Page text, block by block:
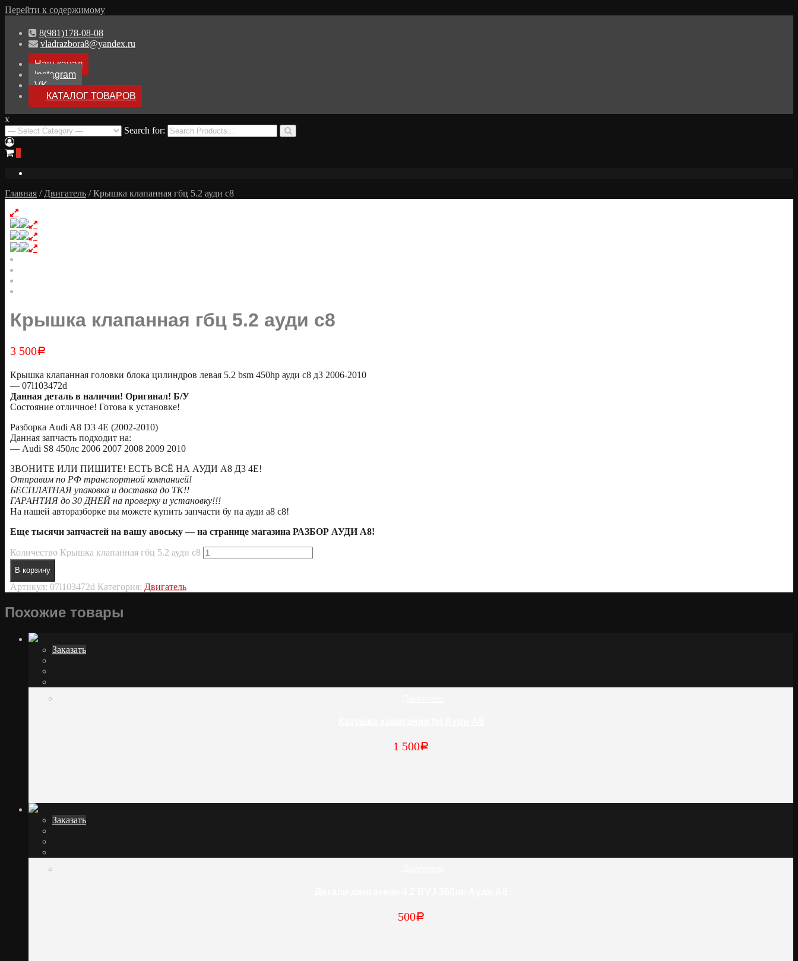
Перейти к содержимому
8(981)178-08-08
vladrazbora8@yandex.ru
Наш канал
Instagram
VK
КАТАЛОГ ТОВАРОВ
Разбор Ауди А8
Разборка Audi A8 D3
x
Search for:
0
Главная / Двигатель / Крышка клапанная гбц 5.2 ауди с8
Крышка клапанная гбц 5.2 ауди с8
3 500Р
Крышка клапанная головки блока цилиндров левая 5.2 bsm 450hp ауди с8 д3 2006-2010
— 07l103472d
Данная деталь в наличии! Оригинал! Б/У
Состояние отличное! Готова к установке!
Разборка Audi A8 D3 4E (2002-2010)
Данная запчасть подходит на:
— Audi S8 450лс 2006 2007 2008 2009 2010
ЗВОНИТЕ ИЛИ ПИШИТЕ! ЕСТЬ ВСЁ НА АУДИ А8 Д3 4Е!
Отправим по РФ транспортной компанией!
БЕСПЛАТНАЯ упаковка и доставка до ТК!!
ГАРАНТИЯ до 30 ДНЕЙ на проверку и установку!!!
На нашей авторазборке вы можете купить запчасти бу на ауди а8 с8!
Еще тысячи запчастей на вашу авоську — на странице магазина РАЗБОР АУДИ А8!
Количество Крышка клапанная гбц 5.2 ауди с8
В корзину
Артикул: 07l103472d Категория: Двигатель
Похожие товары
Заказать
1 500Р
Заказать
500Р